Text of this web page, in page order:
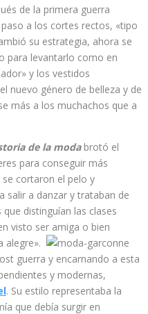
de la primera guerra
a los cortes rectos, «tipo
su estrategia, ahora se
para levantarlo como en
y los vestidos
nuevo género de belleza y de
más a los muchachos que a
de la moda brotó el
para conseguir más
cortaron el pelo y
salir a danzar y trataban de
distinguían las clases
visto ser amiga o bien
alegre».
guerra y encarnando a esta
y modernas,
. Su estilo representaba la
que debía surgir en